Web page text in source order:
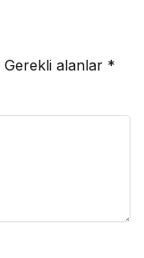
Gerekli alanlar *